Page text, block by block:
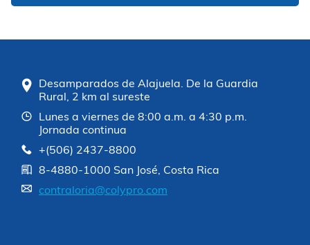
Desamparados de Alajuela. De la Guardia
Rural, 2 km al sureste
Lunes a viernes de 8:00 a.m. a 4:30 p.m.
Jornada continua
+(506) 2437-8800
8-4880-1000 San José, Costa Rica
contraloria@colypro.com